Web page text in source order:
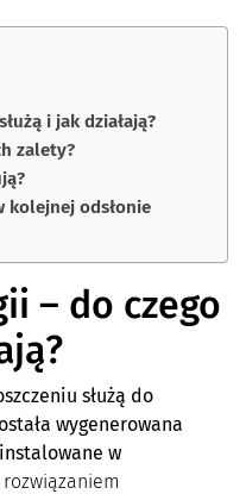
i jak działają?
zalety?
kolejnej odsłonie
– do czego
służą do
wygenerowana
w